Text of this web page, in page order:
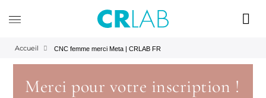
Accueil CNC femme merci Meta | CRLAB FR
Merci pour votre inscription !